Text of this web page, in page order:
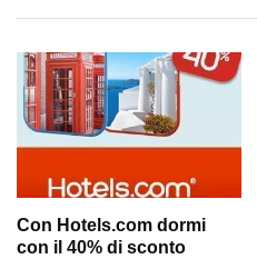
Con Hotels.com dormi
con il 40% di sconto